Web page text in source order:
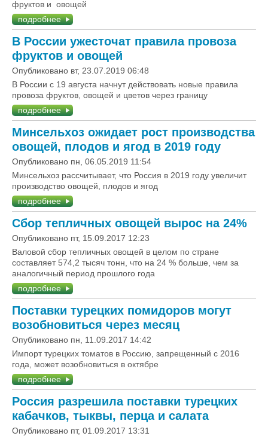
фруктов и овощей
подробнее
В России ужесточат правила провоза
фруктов и овощей
Опубликовано вт, 23.07.2019 06:48
В России с 19 августа начнут действовать новые правила
провоза фруктов, овощей и цветов через границу
подробнее
Минсельхоз ожидает рост производства
овощей, плодов и ягод в 2019 году
Опубликовано пн, 06.05.2019 11:54
Минсельхоз рассчитывает, что Россия в 2019 году увеличит
производство овощей, плодов и ягод
подробнее
Сбор тепличных овощей вырос на 24%
Опубликовано пт, 15.09.2017 12:23
Валовой сбор тепличных овощей в целом по стране
составляет 574,2 тысяч тонн, что на 24 % больше, чем за
аналогичный период прошлого года
подробнее
Поставки турецких помидоров могут
возобновиться через месяц
Опубликовано пн, 11.09.2017 14:42
Импорт турецких томатов в Россию, запрещенный с 2016
года, может возобновиться в октябре
подробнее
Россия разрешила поставки турецких
кабачков, тыквы, перца и салата
Опубликовано пт, 01.09.2017 13:31